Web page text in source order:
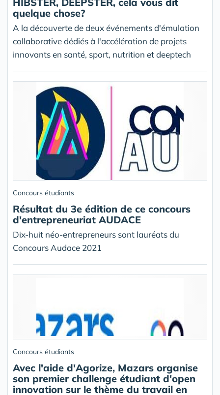
quelque chose?
A la découverte de deux événements d'émulation
collaborative dédiés à l'accélération de projets
innovants en santé, sport, nutrition et deeptech
Concours étudiants
Résultat du 3e édition de ce concours
d'entrepreneuriat AUDACE
Dix-huit néo-entrepreneurs sont lauréats du
Concours Audace 2021
Concours étudiants
Avec l'aide d'Agorize, Mazars organise
son premier challenge étudiant d'open
innovation sur le thème du travail en